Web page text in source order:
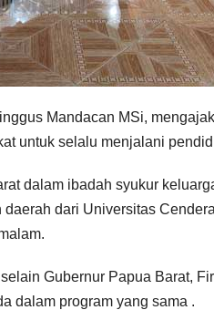
Mandacan MSi,
untuk selalu menjalani
dalam ibadah syukur
dari Universitas
Gubernur Papua Barat,
dalam program yang sama .